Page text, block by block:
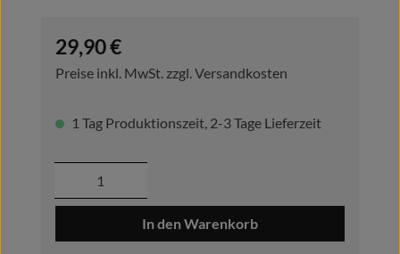
Regulärer Preis:
29,90 €
Preise inkl. MwSt. zzgl. Versandkosten
1 Tag Produktionszeit, 2-3 Tage Lieferzeit
Produkt Anzahl: Gib den gewünschten
In den Warenkorb